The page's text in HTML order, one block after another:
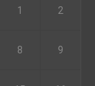
1 2
8 9